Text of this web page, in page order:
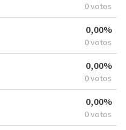
0 votos
0,00%
0 votos
0,00%
0 votos
0,00%
0 votos